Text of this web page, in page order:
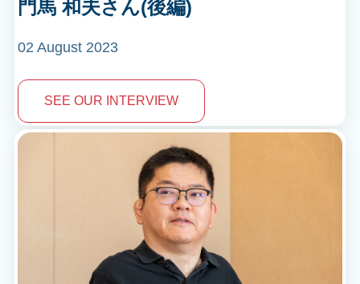
門馬 和夫さん(後編)
02 August 2023
SEE OUR INTERVIEW